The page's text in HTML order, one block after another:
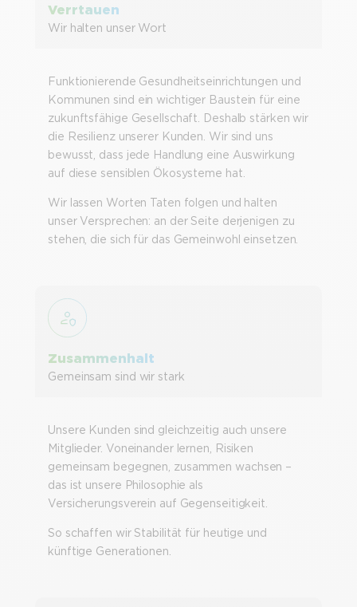
Verrtauen
Wir halten unser Wort
Funktionierende Gesundheitseinrichtungen und
Kommunen sind ein wichtiger Baustein für eine
zukunftsfähige Gesellschaft. Deshalb stärken wir
die Resilienz unserer Kunden. Wir sind uns
bewusst, dass jede Handlung eine Auswirkung
auf diese sensiblen Ökosysteme hat.
Wir lassen Worten Taten folgen und halten
unser Versprechen: an der Seite derjenigen zu
stehen, die sich für das Gemeinwohl einsetzen.
Zusammenhalt
Gemeinsam sind wir stark
Unsere Kunden sind gleichzeitig auch unsere
Mitglieder. Voneinander lernen, Risiken
gemeinsam begegnen, zusammen wachsen –
das ist unsere Philosophie als
Versicherungsverein auf Gegenseitigkeit.
So schaffen wir Stabilität für heutige und
künftige Generationen.